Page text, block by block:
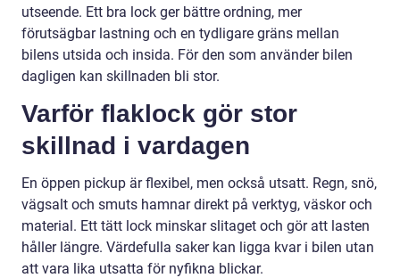
utseende. Ett bra lock ger bättre ordning, mer
förutsägbar lastning och en tydligare gräns mellan
bilens utsida och insida. För den som använder bilen
dagligen kan skillnaden bli stor.
Varför flaklock gör stor
skillnad i vardagen
En öppen pickup är flexibel, men också utsatt. Regn, snö,
vägsalt och smuts hamnar direkt på verktyg, väskor och
material. Ett tätt lock minskar slitaget och gör att lasten
håller längre. Värdefulla saker kan ligga kvar i bilen utan
att vara lika utsatta för nyfikna blickar.